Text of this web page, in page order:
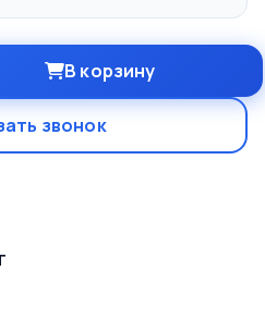
В корзину
звонок